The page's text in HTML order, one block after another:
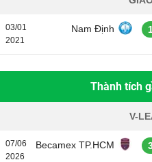
03/01
2021
Nam Định
Thành tích
V-
07/06
2026
Becamex TP.HCM